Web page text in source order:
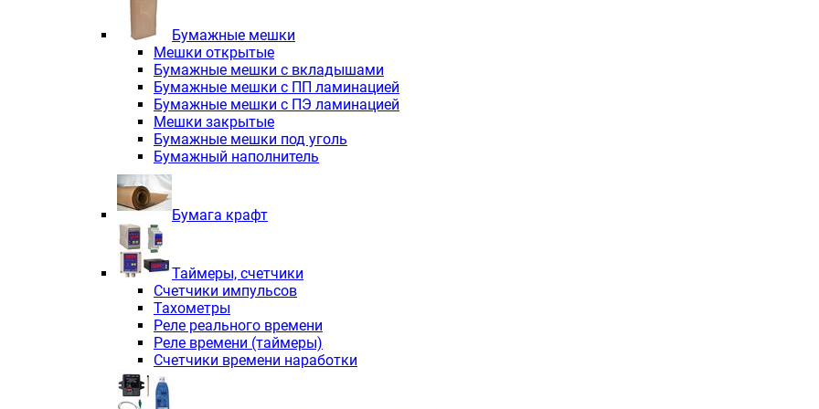
Электродвигатели асинхронные трёхфазные с тормозом INNOVARI
Электродвигатели асинхронные трёхфазные взрывозащищенные INNOVARI
Трехфазные асинхронные электродвигатели INNORED
Независимая вентиляция INNORED
Взрывозащищенная независимая вентиляция INNOVARI
Одноступенчатые цилиндрические редукторы INNORED
Экономичные червячные редукторы INNORED в квадратном корпусе
Компактные мотор-редукторы INNORED
Компактные мотор-редукторы INNORED MC
Вибраторы INNORED
Вариаторы INNORED
Бумажные мешки
Мешки открытые
Бумажные мешки с вкладышами
Бумажные мешки с ПП ламинацией
Бумажные мешки с ПЭ ламинацией
Мешки закрытые
Бумажные мешки под уголь
Бумажный наполнитель
Бумага крафт
Таймеры, счетчики
Счетчики импульсов
Тахометры
Реле реального времени
Реле времени (таймеры)
Счетчики времени наработки